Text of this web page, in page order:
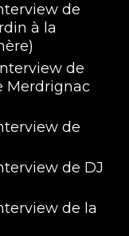
de
à la
de
Merdrignac
de
de DJ
de la